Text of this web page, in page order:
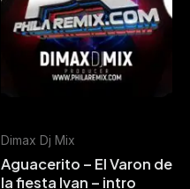
Dimax Dj Mix
Aguacerito – El Varon de
la fiesta Ivan – intro